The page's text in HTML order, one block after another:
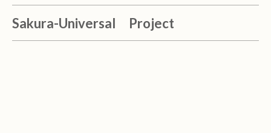
Sakura-Universal Project